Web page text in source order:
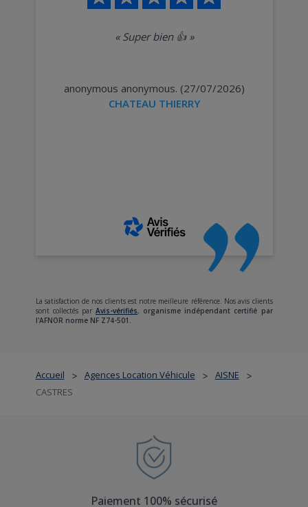
Accueil > Agences Location Véhicule > AISNE >
CASTRES
« Super bien 👍»
anonymous anonymous. (27/07/2026)
CHATEAU THIERRY
La satisfaction de nos clients est notre meilleure référence. Nos avis clients
sont collectés par Avis-vérifiés, organisme indépendant certifié par
l'AFNOR norme NF Z74-501.
Paiement 100% sécurisé